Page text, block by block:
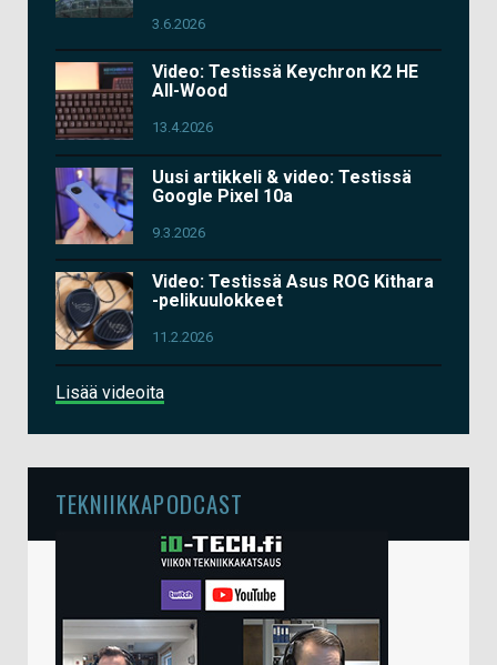
3.6.2026
Video: Testissä Keychron K2 HE
All-Wood
13.4.2026
Uusi artikkeli & video: Testissä
Google Pixel 10a
9.3.2026
Video: Testissä Asus ROG Kithara
-pelikuulokkeet
11.2.2026
Lisää videoita
TEKNIIKKAPODCAST